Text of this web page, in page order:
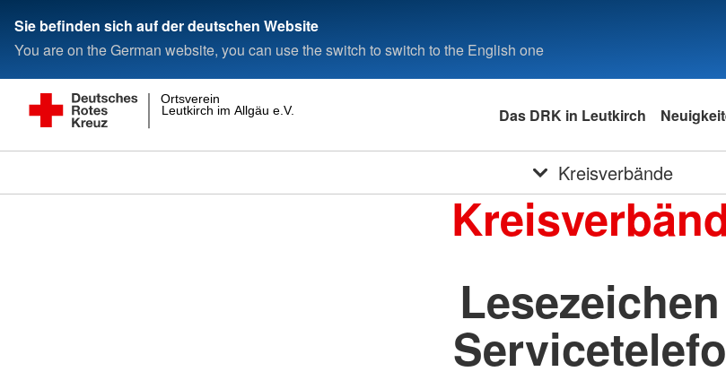
Sie befinden sich auf der deutschen Website
You are on the German website, you can use the switch to switch to the English one
Leutkirch im Allgäu e.V.
Ortsverein
Das DRK in Leutkirch
Kreisverbände